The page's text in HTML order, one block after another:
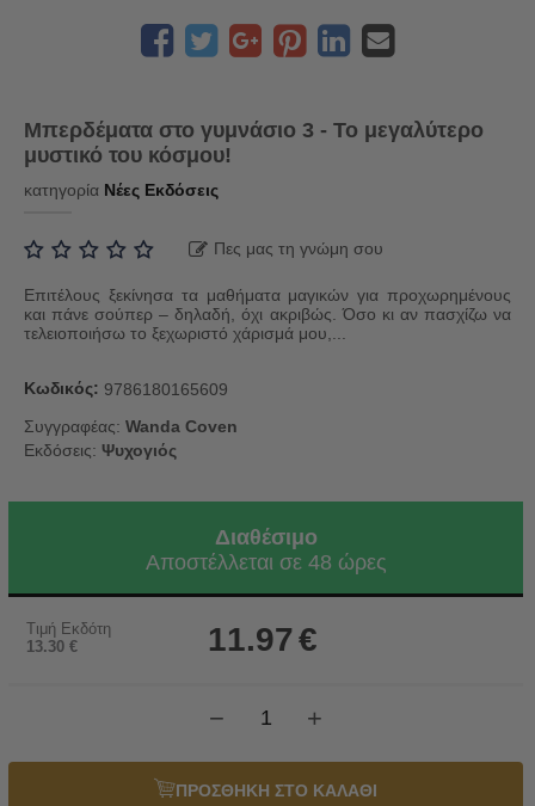
Μπερδέματα στο γυμνάσιο 3 - Το μεγαλύτερο
μυστικό του κόσμου!
κατηγορία Νέες Εκδόσεις
Πες μας τη γνώμη σου
Επιτέλους ξεκίνησα τα μαθήματα μαγικών για προχωρημένους
και πάνε σούπερ – δηλαδή, όχι ακριβώς. Όσο κι αν πασχίζω να
τελειοποιήσω το ξεχωριστό χάρισμά μου,...
Κωδικός: 9786180165609
Συγγραφέας: Wanda Coven
Εκδόσεις: Ψυχογιός
Διαθέσιμο
Αποστέλλεται σε 48 ώρες
Τιμή Εκδότη
13.30 € 11.97€
+
−
ΠΡΟΣΘΗΚΗ ΣΤΟ ΚΑΛΑΘΙ